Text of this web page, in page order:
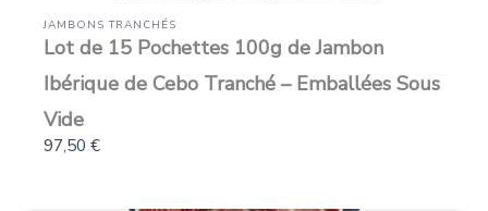
JAMBONS TRANCHÉS
Lot de 15 Pochettes 100g de Jambon
Ibérique de Cebo Tranché – Emballées Sous
Vide
97,50 €